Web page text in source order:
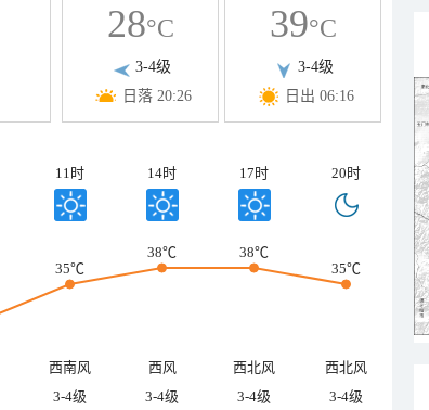
28°C
3-4级
日落 20:26
39°C
3-4级
日出 06:16
11时 14时 17时 20时
35℃
38℃
38℃
35℃
西南风 西风 西北风
西北风
3-4级 3-4级 3-4级 3-4级